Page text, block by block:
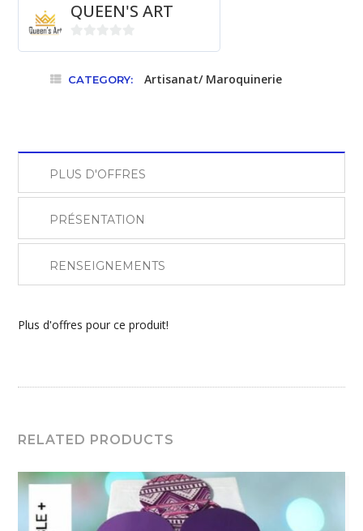
QUEEN'S ART
5
CATEGORY: Artisanat/ Maroquinerie
PLUS D'OFFRES
PRÉSENTATION
RENSEIGNEMENTS
Plus d'offres pour ce produit!
RELATED PRODUCTS